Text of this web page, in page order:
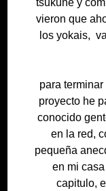
vieron que
los yokais,
para
proyecto he
conocido
en la red,
pequeña
en mi
capitulo,